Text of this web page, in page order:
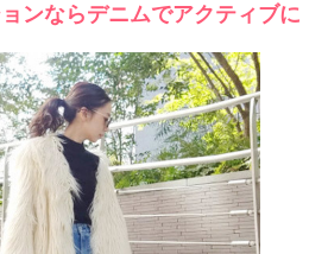
ンならデニムでアクティブに